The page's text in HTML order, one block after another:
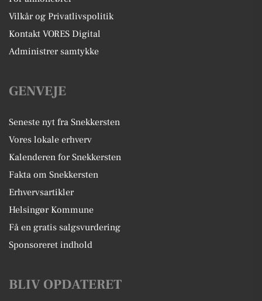
Vilkår og Privatlivspolitik
Kontakt VORES Digital
Administrer samtykke
GENVEJE
Seneste nyt fra Snekkersten
Vores lokale erhverv
Kalenderen for Snekkersten
Fakta om Snekkersten
Erhvervsartikler
Helsingør Kommune
Få en gratis salgsvurdering
Sponsoreret indhold
BLIV OPDATERET